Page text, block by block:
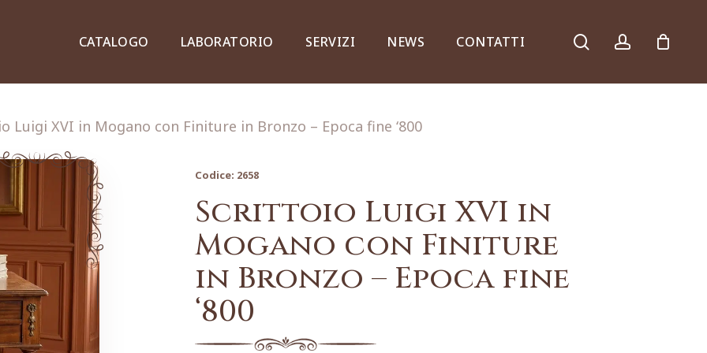
CATALOGO
Credenze, piattaie e vetrine Armadi, comò e ribalte
Lampade e lampadari Specchiere e consolle
Dipinti e stampe
LABORATORIO SERVIZI NEWS CONTATTI searchaccount
Luigi XVI in Mogano con Finiture in Bronzo – Epoca fine ‘800
Codice: 2658
Scrittoio Luigi XVI in
Mogano con Finiture
in Bronzo – Epoca fine
‘800